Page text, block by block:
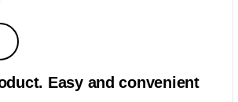
Easy and convenient